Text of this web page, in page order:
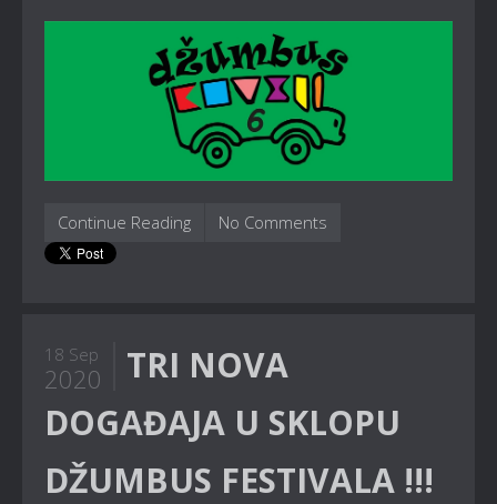
Continue Reading No Comments
18 Sep
2020
TRI NOVA
DOGAĐAJA U SKLOPU
DŽUMBUS FESTIVALA !!!